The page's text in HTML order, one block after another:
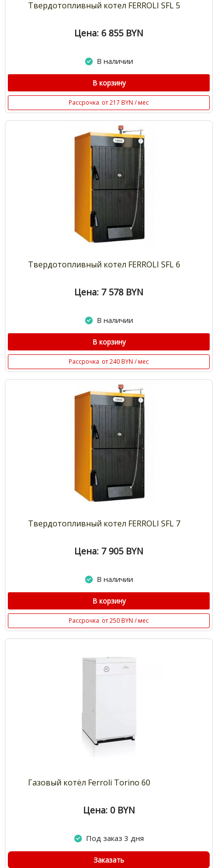
Твердотопливный котел FERROLI SFL 5
Цена: 6 855 BYN
В наличии
В корзину
Рассрочка от 217 BYN / мес
Твердотопливный котел FERROLI SFL 6
Цена: 7 578 BYN
В наличии
В корзину
Рассрочка от 240 BYN / мес
Твердотопливный котел FERROLI SFL 7
Цена: 7 905 BYN
В наличии
В корзину
Рассрочка от 250 BYN / мес
Газовый котёл Ferroli Torino 60
Цена: 0 BYN
Под заказ 3 дня
Заказать